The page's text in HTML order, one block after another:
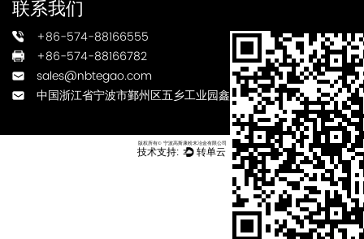
联系我们
+86-574-88166555
+86-574-88166782
sales@nbtegao.com
中国浙江省宁波市鄞州区五乡工业园鑫瑞路3号
版权所有© 宁波高斯康粉末冶金有限公司